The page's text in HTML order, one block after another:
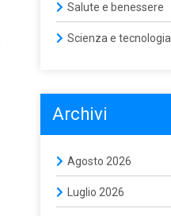
Salute e benessere
Scienza e tecnologia
Archivi
Agosto 2026
Luglio 2026